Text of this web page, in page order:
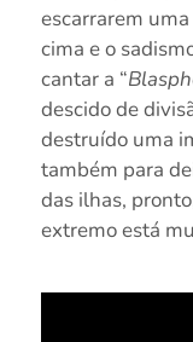
escarrarem uma
cima e o
cantar a “
descido de
destruído uma
também para
das ilhas,
extremo está